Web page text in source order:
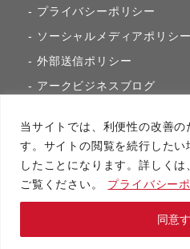
当サイトでは、利便性の改善
す。サイトの閲覧を続行した
したことになります。詳しく
ご覧ください。
プライバシー
同意
プライバシーポリシー
ソーシャルメディアポリシー
外部送信ポリシー
アークビジネスブログ
アーク・コミュニ
Copyright（C）2020 アーク・コミュニケーションズ